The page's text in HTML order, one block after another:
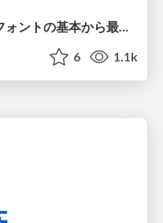
Webフォント選定の極意！フォントの基本から最新トレンドまで徹底解説
6 1.1k